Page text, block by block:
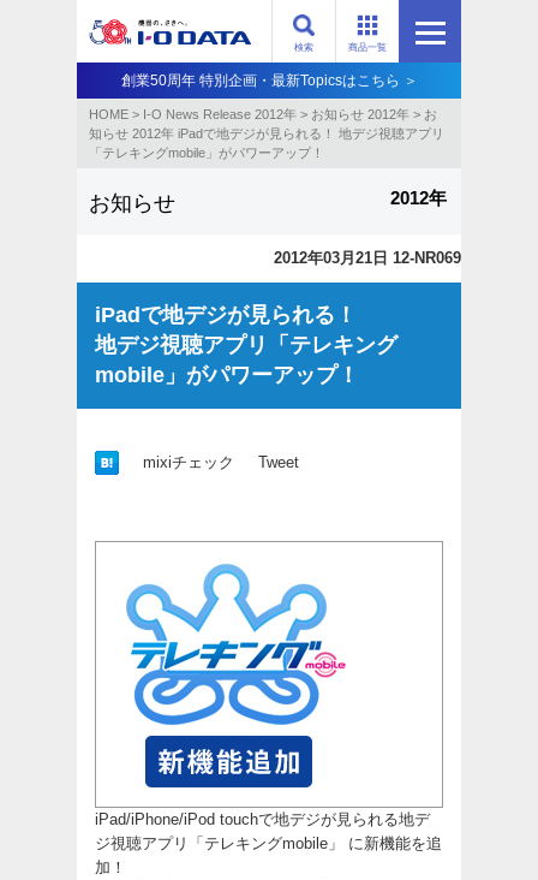
商品一覧
検索
創業50周年 特別企画・最新Topicsはこちら ＞
HOME > I-O News Release 2012年 > お知らせ 2012年 > お
知らせ 2012年 iPadで地デジが見られる！ 地デジ視聴アプリ
「テレキングmobile」がパワーアップ！
お知らせ 2012年
2012年03月21日 12-NR069
iPadで地デジが見られる！
地デジ視聴アプリ「テレキング
mobile」がパワーアップ！
mixiチェック Tweet
iPad/iPhone/iPod touchで地デジが見られる地デ
ジ視聴アプリ「テレキングmobile」 に新機能を追
加！